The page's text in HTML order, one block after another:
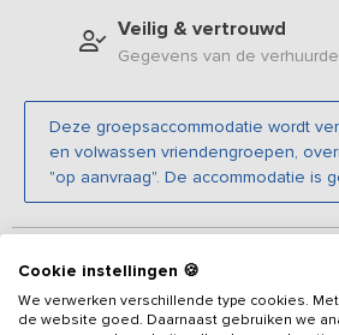
Veilig & vertrouwd
Gegevens van de
Deze groepsaccommodatie wordt
en volwassen vriendengroepen,
"op aanvraag". De accommodatie is
Op steenworp afstand van het
Cookie instellingen 🍪
We verwerken verschillende type cookies.
de website goed. Daarnaast gebruiken we